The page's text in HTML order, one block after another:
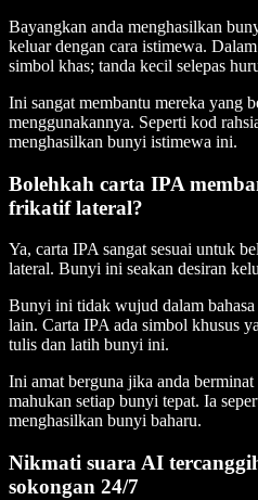
Bayangkan anda menghasilkan
keluar dengan cara istimewa.
simbol khas; tanda kecil selepas
Ini sangat membantu mereka yang
menggunakannya. Seperti kod
menghasilkan bunyi istimewa ini.
Bolehkah carta IPA
frikatif lateral?
Ya, carta IPA sangat sesuai untuk
lateral. Bunyi ini seakan desiran
Bunyi ini tidak wujud dalam bahasa
lain. Carta IPA ada simbol khusus
tulis dan latih bunyi ini.
Ini amat berguna jika anda berminat
mahukan setiap bunyi tepat. Ia
menghasilkan bunyi baharu.
Nikmati suara AI
sokongan 24/7